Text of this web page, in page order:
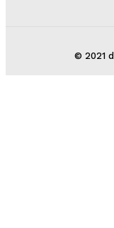
© 2021